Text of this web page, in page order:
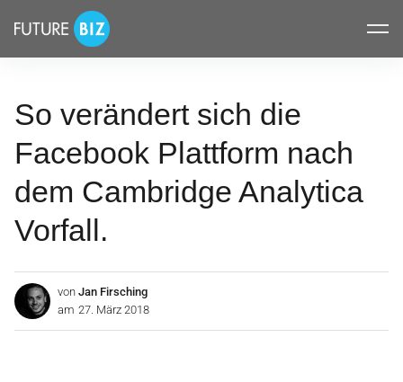
überspringen
FUTUREBIZ
So verändert sich die
Facebook Plattform nach
dem Cambridge Analytica
Vorfall.
von Jan Firsching
am 27. März 2018